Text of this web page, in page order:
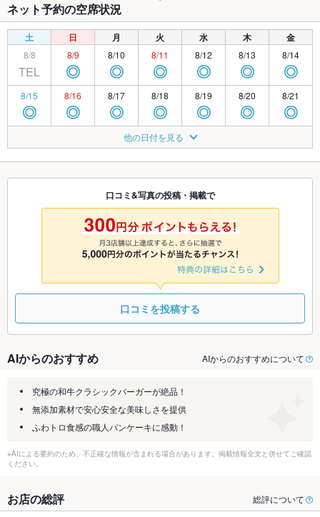
ネット予約の空席状況
土 日 月 火 水 木 金
8/8
TEL
8/9
◎
8/10
◎
8/11
◎
8/12
◎
8/13
◎
8/14
◎
8/15
◎
8/16
◎
8/17
◎
8/18
◎
8/19
◎
8/20
◎
8/21
◎
◎ ◎
8/24
◎
8/25
◎
8/26
◎ ◎ ◎
8/29 8/30 8/31
◎
9/1
◎
9/2
◎
9/3 9/4
9/7
◎ ◎ ◎ ◎
他の日付を見る
口コミ&写真の投稿・掲載で
口コミを投稿する
AIからのおすすめ AIからのおすすめについて
究極の和牛クラシックバーガーが絶品！
無添加素材で安心安全な美味しさを提供
ふわトロ食感の職人パンケーキに感動！
※AIによる要約のため、不正確な情報が含まれる場合があります。掲載情報全文と併せてご確認
ください。
お店の総評 総評について